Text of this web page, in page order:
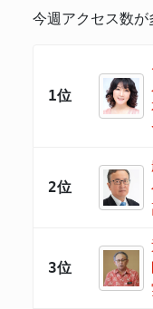
今週アクセス数
1位
2位
3位